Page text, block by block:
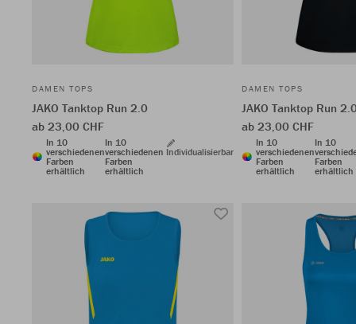
DAMEN TOPS
JAKO Tanktop Run 2.0
ab 23,00 CHF
In 10
verschiedenen
Farben
erhältlich
In 10
verschiedenen
Farben
erhältlich
Individualisierbar
DAMEN TOPS
JAKO Tanktop Run
ab 23,00 CHF
In 10
verschiedenen
Farben
erhältlich
In 10
Farben
erhältlich